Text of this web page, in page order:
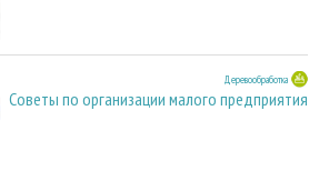
Деревообработка
Советы по организации малого предприятия